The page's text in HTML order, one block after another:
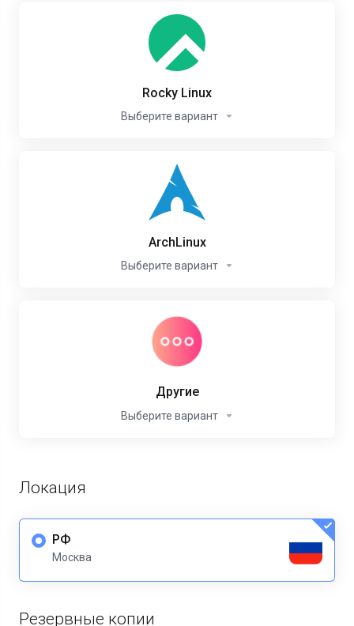
Rocky Linux
Выберите вариант
ArchLinux
Выберите вариант
Другие
Выберите вариант
Локация
РФ
Москва
Резервные копии